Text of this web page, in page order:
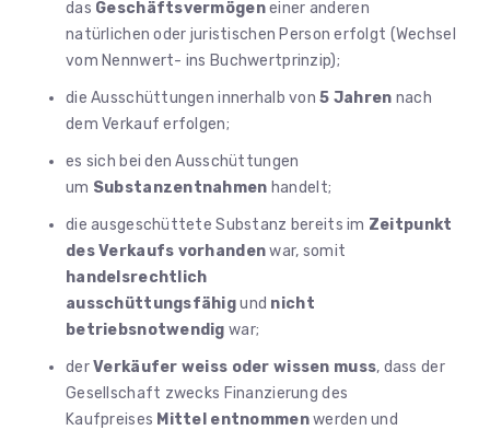
das Geschäftsvermögeneiner anderen
natürlichen oder juristischen Person erfolgt (Wechsel
vom Nennwert- ins Buchwertprinzip);
die Ausschüttungen innerhalb von5 Jahren nach
dem Verkauf erfolgen;
es sich bei den Ausschüttungen
um Substanzentnahmen handelt;
die ausgeschüttete Substanz bereits im Zeitpunkt
des Verkaufs vorhandenwar, somit
handelsrechtlich
ausschüttungsfähigund nicht
betriebsnotwendig war;
derVerkäufer weiss oder wissen muss, dass der
Gesellschaft zwecks Finanzierung des
Kaufpreises Mittel entnommenwerden und